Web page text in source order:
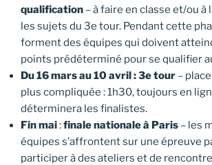
qualification – à faire en classe et/ou à
les sujets du 3e tour. Pendant cette
forment des équipes qui doivent
points prédéterminé pour se qualifier
Du 16 mars au 10 avril : 3e tour –
plus compliquée : 1h30, toujours en
déterminera les finalistes.
Fin mai:finale nationale à Paris – les
équipes s’affrontent sur une épreuve
participer à des ateliers et de